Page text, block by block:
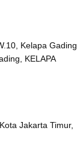
Kelapa Gading
KELAPA
Jakarta Timur,